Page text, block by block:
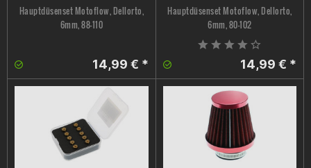
Hauptdüsenset Motoflow, Dellorto,
6mm, 88-110
14,99 € *
Hauptdüsenset Motoflow, Dellorto,
6mm, 80-102
14,99 € *